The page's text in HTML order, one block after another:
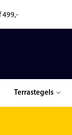
499,-
Terrastegels